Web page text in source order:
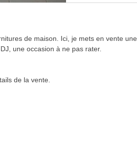
de maison. Ici, je mets en vente une
une occasion à ne pas rater.
de la vente.